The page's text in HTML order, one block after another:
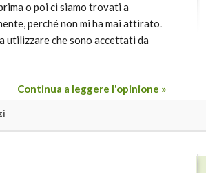
o poi ci siamo trovati a
perché non mi ha mai attirato.
utilizzare che sono accettati da
Continua a leggere l'opinione »